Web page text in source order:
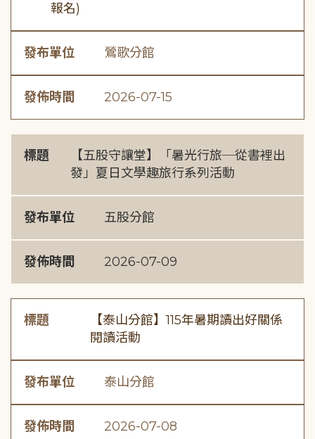
報名)
發布單位 鶯歌分館
發佈時間 2026-07-15
標題
【五股守讓堂】「暑光行旅─從書裡出
發」夏日文學趣旅行系列活動
發布單位 五股分館
發佈時間 2026-07-09
標題
【泰山分館】115年暑期讀出好關係
閱讀活動
發布單位 泰山分館
發佈時間 2026-07-08